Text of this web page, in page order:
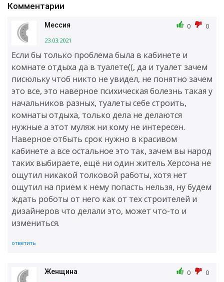
Комментарии
Мессия
23.03.2021
0 0
Если бы только проблема была в кабинете и
комнате отдыха да в туалете((, да и туалет зачем
писюльку чтоб никто не увидел, не понятно зачем
это все, это наверное психическая болезнь такая у
начальников разных, туалеты себе строить,
комнаты отдыха, только дела не делаются
нужные а этот муляж ни кому не интересен.
Наверное отбыть срок нужно в красивом
кабинете а все остальное это так, зачем вы народ
таких выбираете, ещё ни один житель Херсона не
ощутил никакой толковой работы, хотя нет
ощутил на прием к нему попасть нельзя, ну будем
ждать роботы от него как от тех строителей и
дизайнеров что делали это, может что-то и
измениться.
ответить
Женщина 0 0